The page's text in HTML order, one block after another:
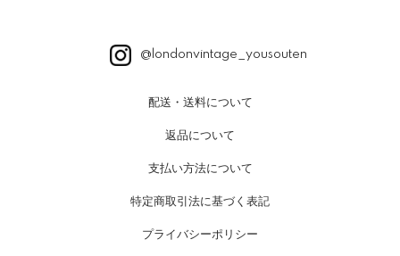
@londonvintage_yousouten
配送・送料について
返品について
支払い方法について
特定商取引法に基づく表記
プライバシーポリシー